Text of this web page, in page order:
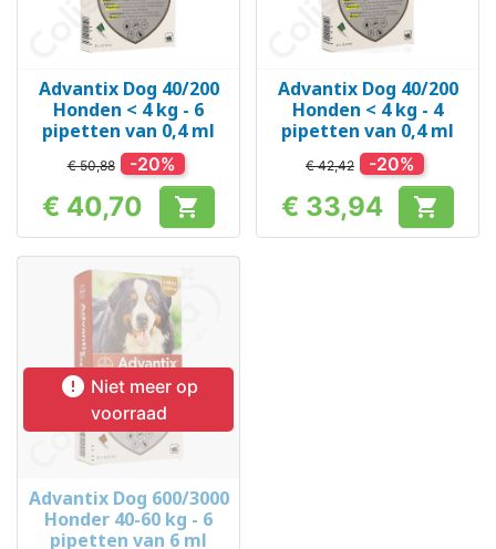
Advantix Dog 40/200
Honden < 4 kg - 6
pipetten van 0,4 ml
€ 50,88 -20%
Prijs
€ 40,70 
Advantix Dog 40/200
Honden < 4 kg - 4
pipetten van 0,4 ml
€ 42,42 -20%
Prijs
€ 33,94 
 Niet meer op
voorraad
Advantix Dog 600/3000
Honder 40-60 kg - 6
pipetten van 6 ml